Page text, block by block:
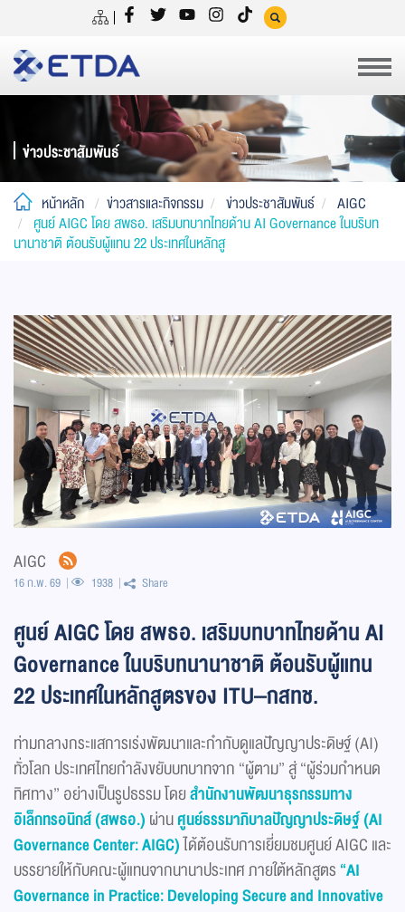
ข่าวประชาสัมพันธ์
หน้าหลัก ข่าวสารและกิจกรรม ข่าวประชาสัมพันธ์
AIGC
ศูนย์ AIGC โดย สพธอ. เสริมบทบาทไทยด้าน AI Governance ในบริบท
นานาชาติ ต้อนรับผู้แทน 22 ประเทศในหลักสู
AIGC
16 ก.พ. 69 1938 Share
ศูนย์ AIGC โดย สพธอ. เสริมบทบาทไทยด้าน AI
Governance ในบริบทนานาชาติ ต้อนรับผู้แทน
22 ประเทศในหลักสูตรของ ITU–กสทช.
ท่ามกลางกระแสการเร่งพัฒนาและกำกับดูแลปัญญาประดิษฐ์ (AI)
ทั่วโลก ประเทศไทยกำลังขยับบทบาทจาก “ผู้ตาม” สู่ “ผู้ร่วมกำหนด
ทิศทาง” อย่างเป็นรูปธรรม โดยสำนักงานพัฒนาธุรกรรมทาง
อิเล็กทรอนิกส์ (สพธอ.) ผ่านศูนย์ธรรมาภิบาลปัญญาประดิษฐ์ (AI
Governance Center: AIGC)ได้ต้อนรับการเยี่ยมชมศูนย์ AIGC และ
บรรยายให้กับคณะผู้แทนจากนานาประเทศ ภายใต้หลักสูตร “AI
Governance in Practice: Developing Secure and Innovative